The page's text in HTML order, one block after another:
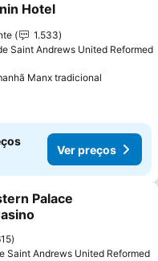
aos favoritos
Hotel
1.533
Saint Andrews United Reformed
Manx tradicional
Ver preços
aos favoritos
Palace
Saint Andrews United Reformed